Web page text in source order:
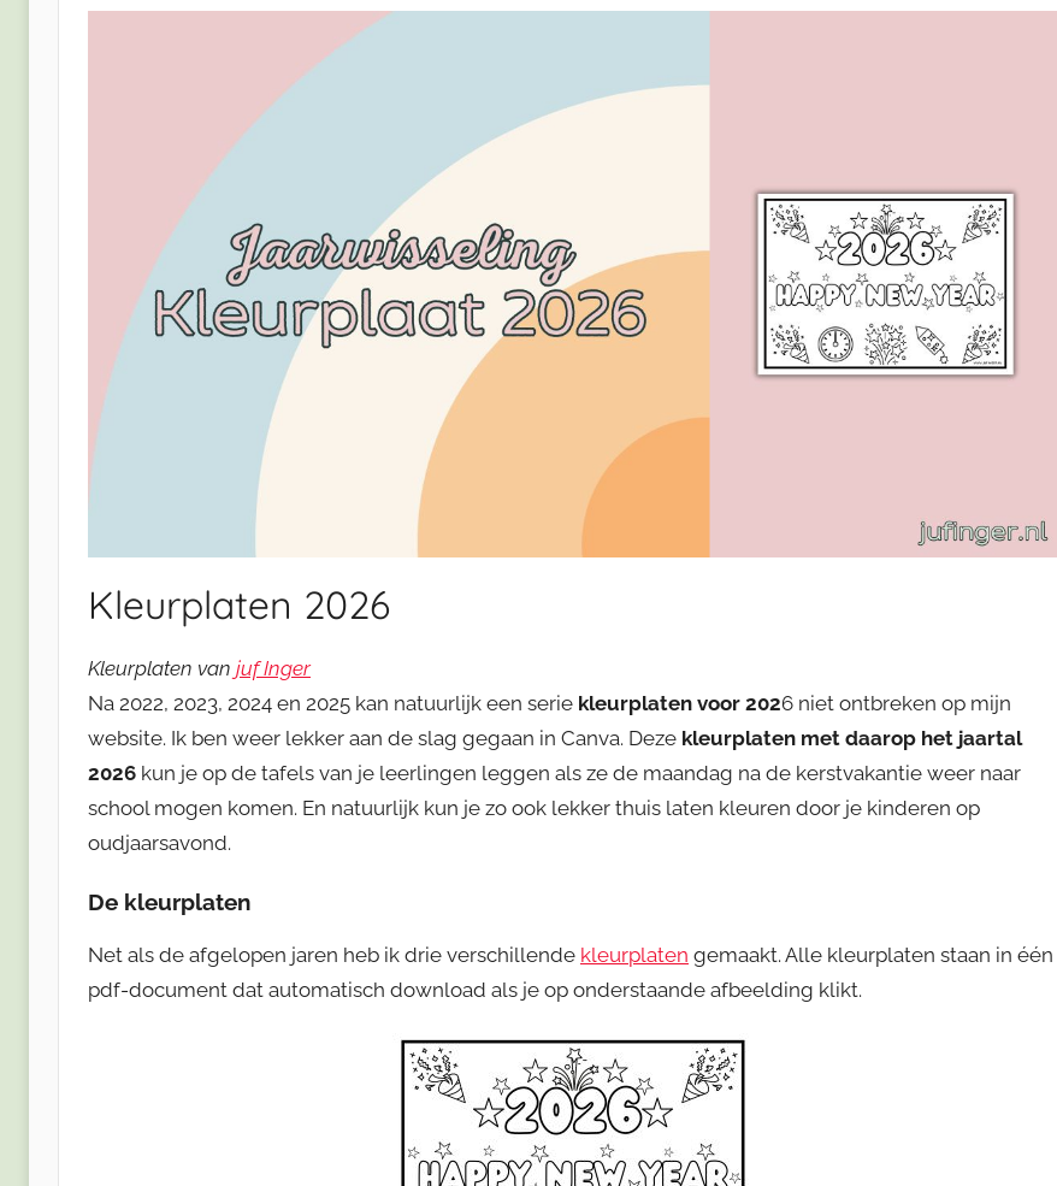
Kleurplaten 2026
Kleurplaten van juf Inger
Na 2022, 2023, 2024 en 2025 kan natuurlijk een serie kleurplaten voor 2026 niet ontbreken op mijn
website. Ik ben weer lekker aan de slag gegaan in Canva. Deze kleurplaten met daarop het jaartal
2026 kun je op de tafels van je leerlingen leggen als ze de maandag na de kerstvakantie weer naar
school mogen komen. En natuurlijk kun je zo ook lekker thuis laten kleuren door je kinderen op
oudjaarsavond.
De kleurplaten
Net als de afgelopen jaren heb ik drie verschillende kleurplaten gemaakt. Alle kleurplaten staan in één
pdf-document dat automatisch download als je op onderstaande afbeelding klikt.